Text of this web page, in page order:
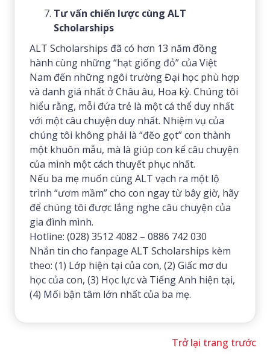
Tư vấn chiến lược cùng ALT
Scholarships
ALT Scholarships đã có hơn 13 năm đồng
hành cùng những “hạt giống đỏ” của Việt
Nam đến những ngôi trường Đại học phù hợp
và danh giá nhất ở Châu âu, Hoa kỳ. Chúng tôi
hiểu rằng, mỗi đứa trẻ là một cá thể duy nhất
với một câu chuyện duy nhất. Nhiệm vụ của
chúng tôi không phải là “đẽo gọt” con thành
một khuôn mẫu, mà là giúp con kể câu chuyện
của mình một cách thuyết phục nhất.
Nếu ba mẹ muốn cùng ALT vạch ra một lộ
trình “ươm mầm” cho con ngay từ bây giờ, hãy
để chúng tôi được lắng nghe câu chuyện của
gia đình mình.
Hotline: (028) 3512 4082 – 0886 742 030
Nhắn tin cho fanpage ALT Scholarships kèm
theo: (1) Lớp hiện tại của con, (2) Giấc mơ du
học của con, (3) Học lực và Tiếng Anh hiện tại,
(4) Mối bận tâm lớn nhất của ba mẹ.
Trở lại trang trước